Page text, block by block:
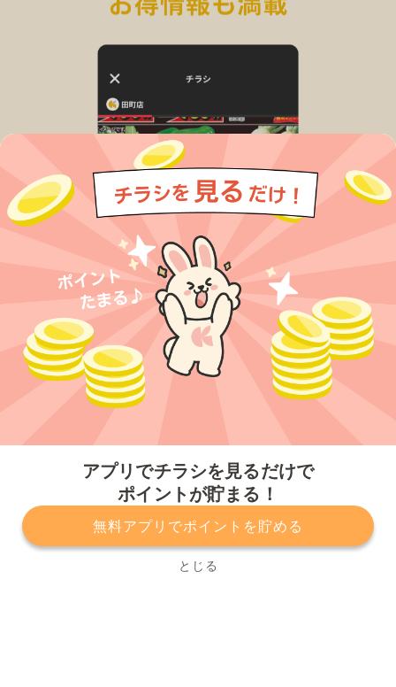
アプリでチラシを見るだけで
ポイントが貯まる！
無料アプリでポイントを貯める
とじる
プライバシーポリシー 利用規約
運営会社
サービスに関してのお問い合わせ